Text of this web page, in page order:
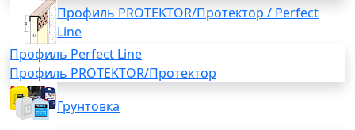
Профиль PROTEKTOR/Протектор / Perfect
Line
Профиль Perfect Line
Профиль PROTEKTOR/Протектор
Грунтовка